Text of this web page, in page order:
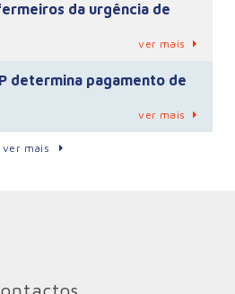
da urgência de
ver mais
determina pagamento de
ver mais
ver mais